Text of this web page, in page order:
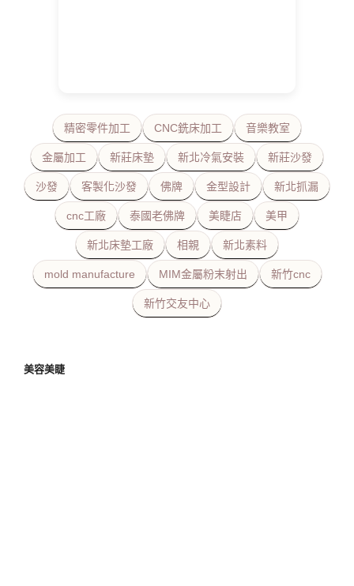
精密零件加工 CNC銑床加工 音樂教室
金屬加工 新莊床墊 新北冷氣安裝 新莊沙發
沙發 客製化沙發 佛牌 金型設計 新北抓漏
cnc工廠 泰國老佛牌 美睫店 美甲
新北床墊工廠 相親 新北素料
mold manufacture MIM金屬粉末射出 新竹cnc
新竹交友中心
美容美睫